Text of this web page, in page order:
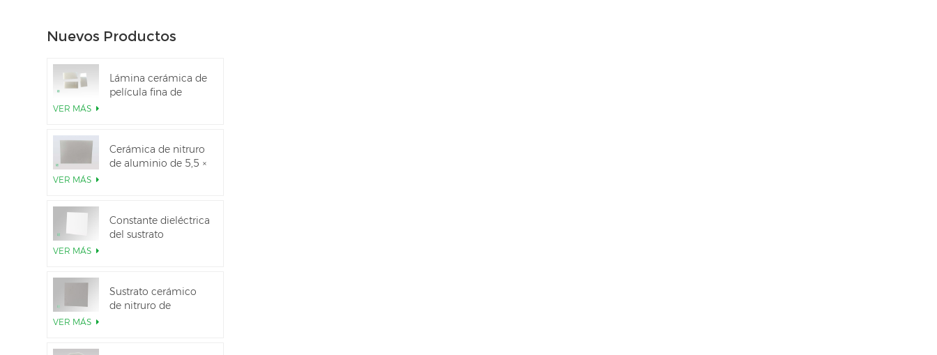
Nuevos Productos
Lámina cerámica de
película fina de
VER MÁS
Cerámica de nitruro
de aluminio de 5,5 ×
VER MÁS
Constante dieléctrica
del sustrato
VER MÁS
Sustrato cerámico
de nitruro de
VER MÁS